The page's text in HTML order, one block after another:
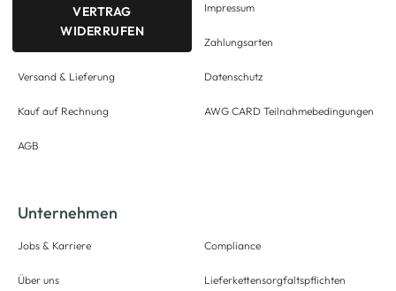
VERTRAG
WIDERRUFEN
Versand & Lieferung
Kauf auf Rechnung
AGB
Impressum
Zahlungsarten
Datenschutz
AWG CARD Teilnahmebedingungen
Unternehmen
Jobs & Karriere
Über uns
Compliance
Lieferkettensorgfaltspflichten